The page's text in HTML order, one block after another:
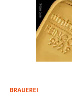
BRAUEREI